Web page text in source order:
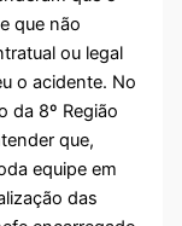
que não
ou legal
o acidente. No
da 8º Região
que,
equipe em
das